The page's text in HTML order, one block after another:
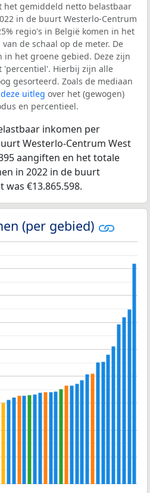
het gemiddeld netto belastbaar
in de buurt Westerlo-Centrum
regio's in België komen in het
de schaal op de meter. De
in het groene gebied. Deze zijn
'percentiel'. Hierbij zijn alle
gesorteerd. Zoals de mediaan
deze uitleg over het (gewogen)
en percentieel.
inkomen per
Westerlo-Centrum West
aangiften en het totale
in 2022 in de buurt
€13.865.598.
(per gebied)